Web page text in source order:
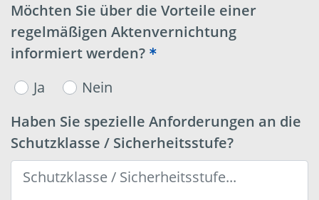
Möchten Sie über die Vorteile einer
regelmäßigen Aktenvernichtung
informiert werden?
Ja
Nein
Haben Sie spezielle Anforderungen an die
Schutzklasse / Sicherheitsstufe?